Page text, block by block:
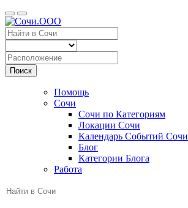
Поиск
Помощь
Сочи
Сочи по Категориям
Локации Сочи
Календарь Событий Сочи
Блог
Категории Блога
Работа